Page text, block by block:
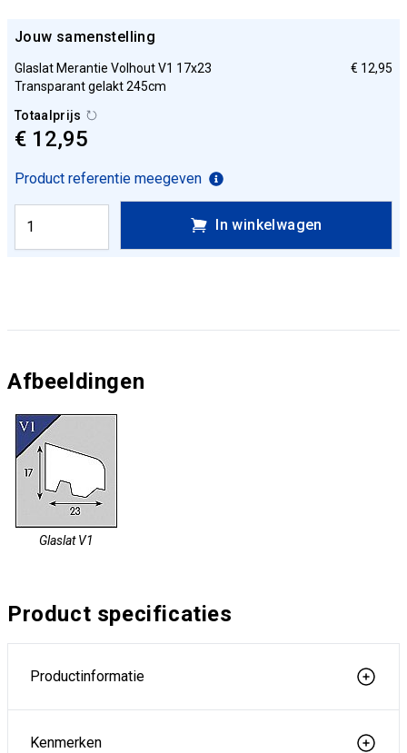
Jouw samenstelling
Glaslat Merantie Volhout V1 17x23
Transparant gelakt 245cm
€ 12,95
Totaalprijs
€ 12,95
Product referentie meegeven
In winkelwagen
Afbeeldingen
Glaslat V1
Product specificaties
Productinformatie
Kenmerken